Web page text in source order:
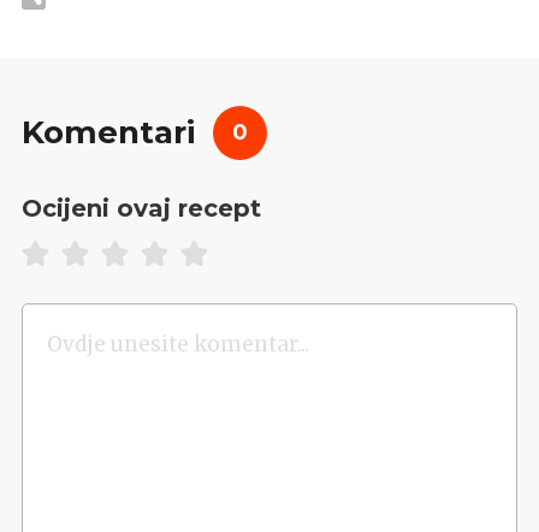
Komentari 0
Ocijeni ovaj recept